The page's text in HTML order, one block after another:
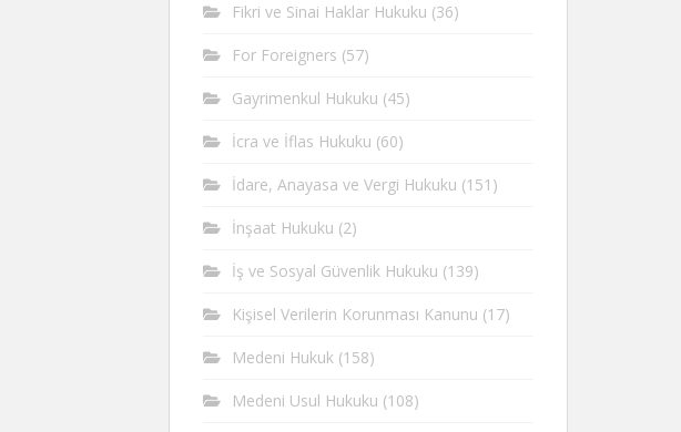
Fikri ve Sinai Haklar Hukuku (36)
For Foreigners (57)
Gayrimenkul Hukuku (45)
İcra ve İflas Hukuku (60)
İdare, Anayasa ve Vergi Hukuku (151)
İnşaat Hukuku (2)
İş ve Sosyal Güvenlik Hukuku (139)
Kişisel Verilerin Korunması Kanunu (17)
Medeni Hukuk (158)
Medeni Usul Hukuku (108)